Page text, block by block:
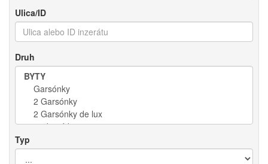
Ulica/ID
Druh
Typ